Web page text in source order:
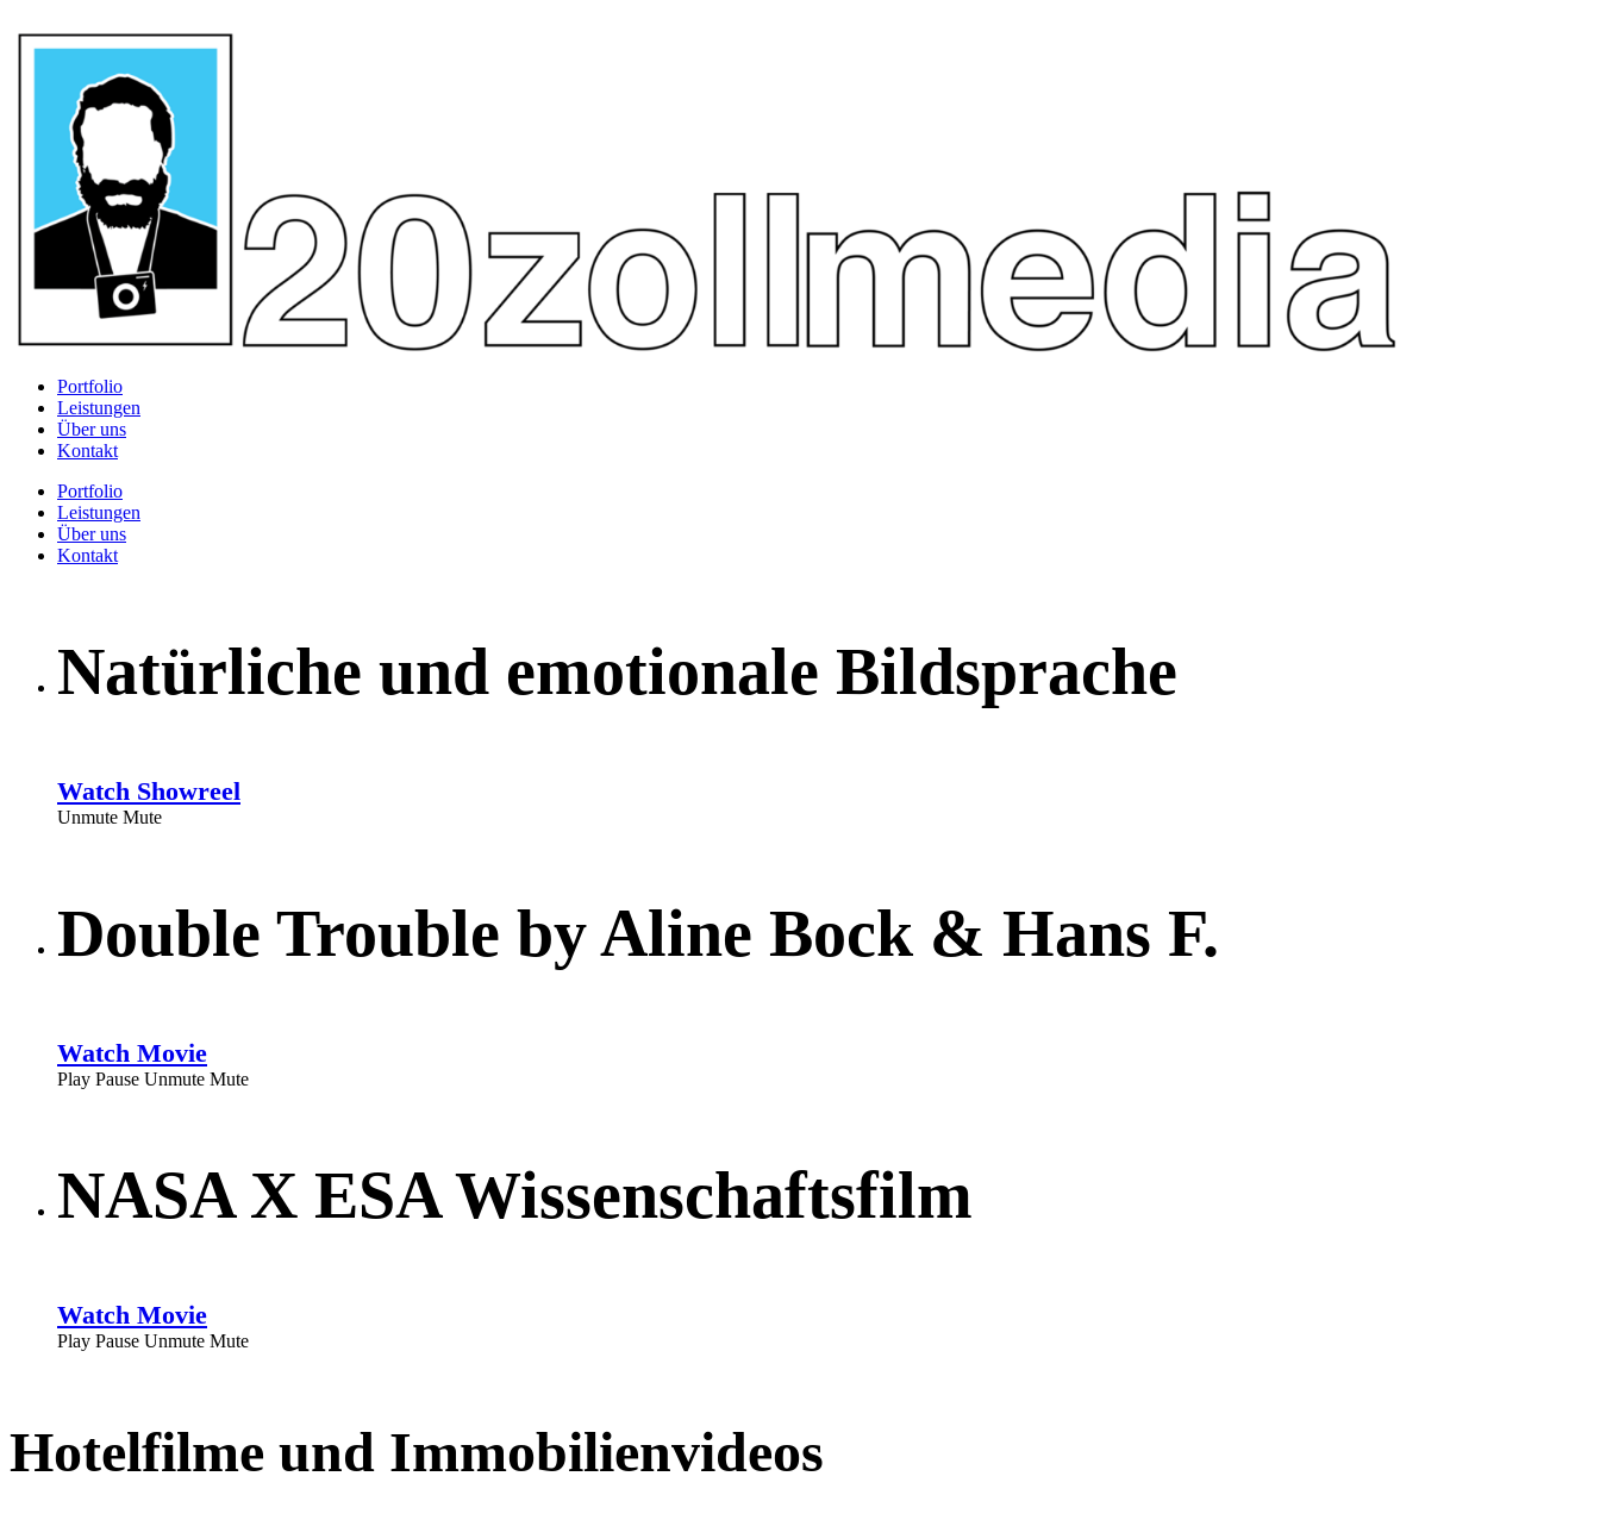
Portfolio
Leistungen
Über uns
Kontakt
Portfolio
Leistungen
Über uns
Kontakt
Natürliche und emotionale Bildsprache
Watch Showreel
Unmute Mute
Double Trouble by Aline Bock & Hans F.
Watch Movie
Play Pause Unmute Mute
NASA X ESA Wissenschaftsfilm
Watch Movie
Play Pause Unmute Mute
Hotelfilme und Immobilienvideos